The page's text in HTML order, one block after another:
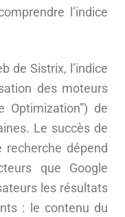
l’indice
de Sistrix, l’indice
des moteurs
Optimization”) de
Le succès de
recherche dépend
que Google
les résultats
: le contenu du